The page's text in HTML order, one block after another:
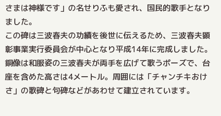
さまは神様です」の名せりふも愛され、国民的歌手となり
ました。
この碑は三波春夫の功績を後世に伝えるため、三波春夫顕
彰事業実行委員会が中心となり平成14年に完成しました。
銅像は和服姿の三波春夫が両手を広げて歌うポーズで、台
座を含めた高さは4メートル。周囲には「チャンチキおけ
さ」の歌碑と句碑などがあわせて建立されています。